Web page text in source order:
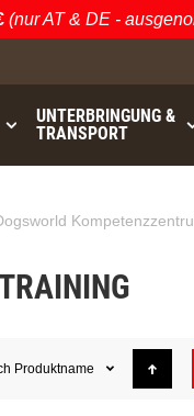
AT & DE -
UNTERBRINGUNG &
TRANSPORT
Produktname